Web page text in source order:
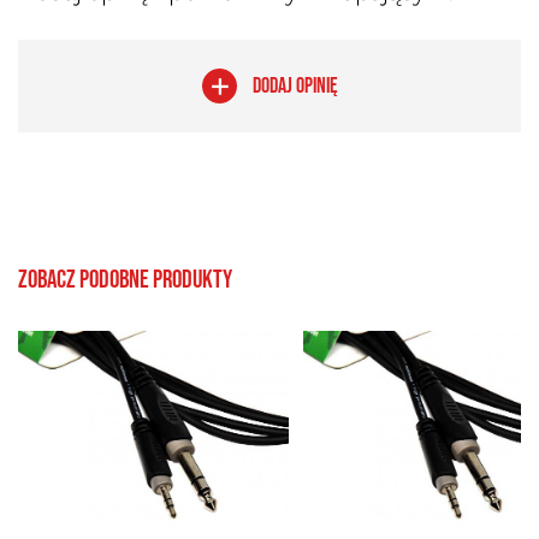
DODAJ OPINIĘ
Zobacz podobne produkty